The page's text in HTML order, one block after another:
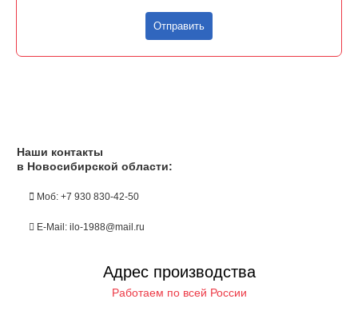
Отправить
Наши контакты
в Новосибирской области:
Моб: +7 930 830-42-50
E-Mail: ilo-1988@mail.ru
Адрес производства
Работаем по всей России